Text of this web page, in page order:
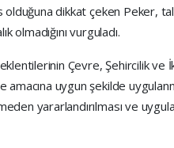
olduğuna dikkat çeken Peker,
olmadığını vurguladı.
Çevre, Şehircilik ve
amacına uygun şekilde
yararlandırılması ve